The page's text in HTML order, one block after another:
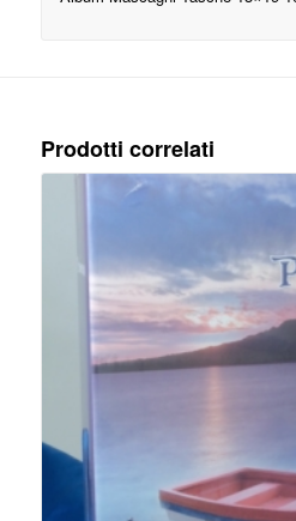
Prodotti correlati